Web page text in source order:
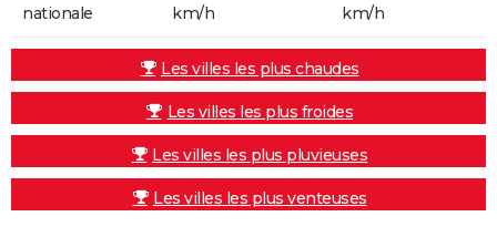
nationale
km/h
km/h
Les villes les plus chaudes
Les villes les plus froides
Les villes les plus pluvieuses
Les villes les plus venteuses